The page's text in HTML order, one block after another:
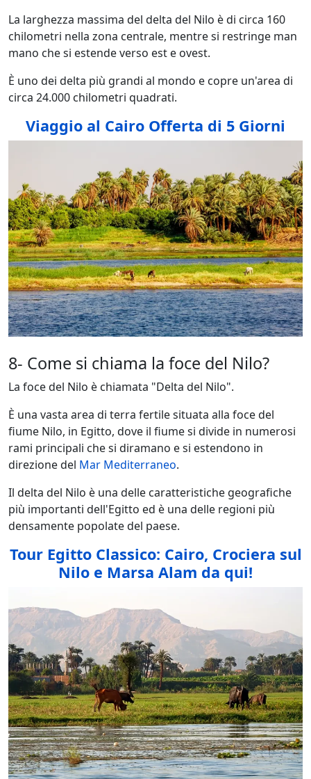
La larghezza massima del delta del Nilo è di circa 160
chilometri nella zona centrale, mentre si restringe man
mano che si estende verso est e ovest.
È uno dei delta più grandi al mondo e copre un'area di
circa 24.000 chilometri quadrati.
Viaggio al Cairo Offerta di 5 Giorni
8- Come si chiama la foce del Nilo?
La foce del Nilo è chiamata "Delta del Nilo".
È una vasta area di terra fertile situata alla foce del
fiume Nilo, in Egitto, dove il fiume si divide in numerosi
rami principali che si diramano e si estendono in
direzione del Mar Mediterraneo.
Il delta del Nilo è una delle caratteristiche geografiche
più importanti dell'Egitto ed è una delle regioni più
densamente popolate del paese.
Tour Egitto Classico: Cairo, Crociera sul
Nilo e Marsa Alam da qui!